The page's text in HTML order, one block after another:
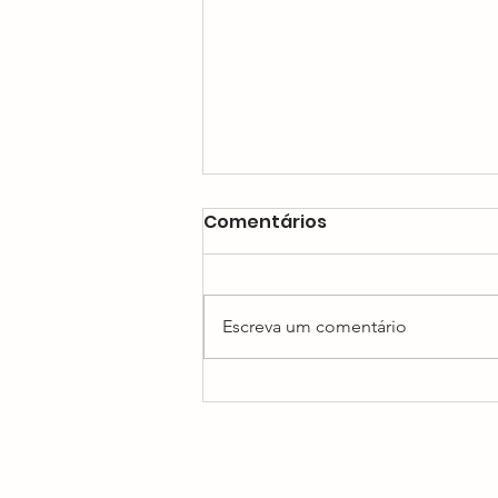
Como prevenir infecções
Comentários
Escreva um comentário